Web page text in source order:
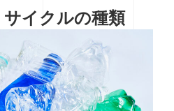
イクルの種類